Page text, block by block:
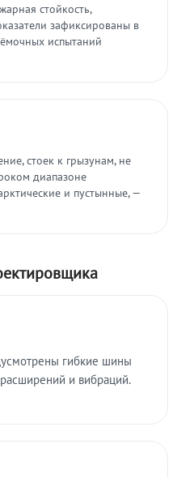
стойкость,
зафиксированы в
испытаний
стоек к грызунам, не
диапазоне
и пустынные, —
гибкие шины
и вибраций.